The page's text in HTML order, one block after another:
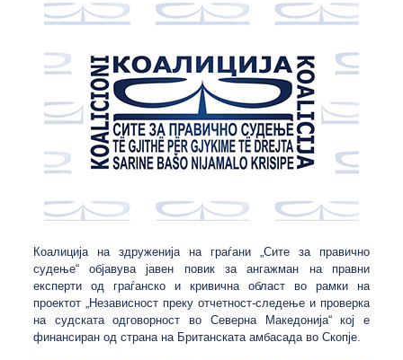
Коалиција на здруженија на граѓани „Сите за правично
судење“ објавува јавен повик за ангажман на правни
експерти од граѓанско и кривична област во рамки на
проектот „Независност преку отчетност-следење и проверка
на судската одговорност во Северна Македонија“ кој е
финансиран од страна на Британската амбасада во Скопје.